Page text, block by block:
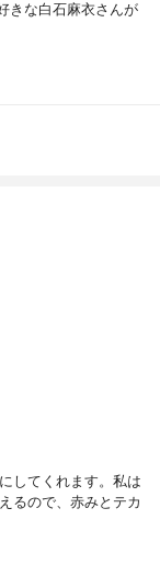
きな白石麻衣さんが
してくれます。私は
るので、赤みとテカ